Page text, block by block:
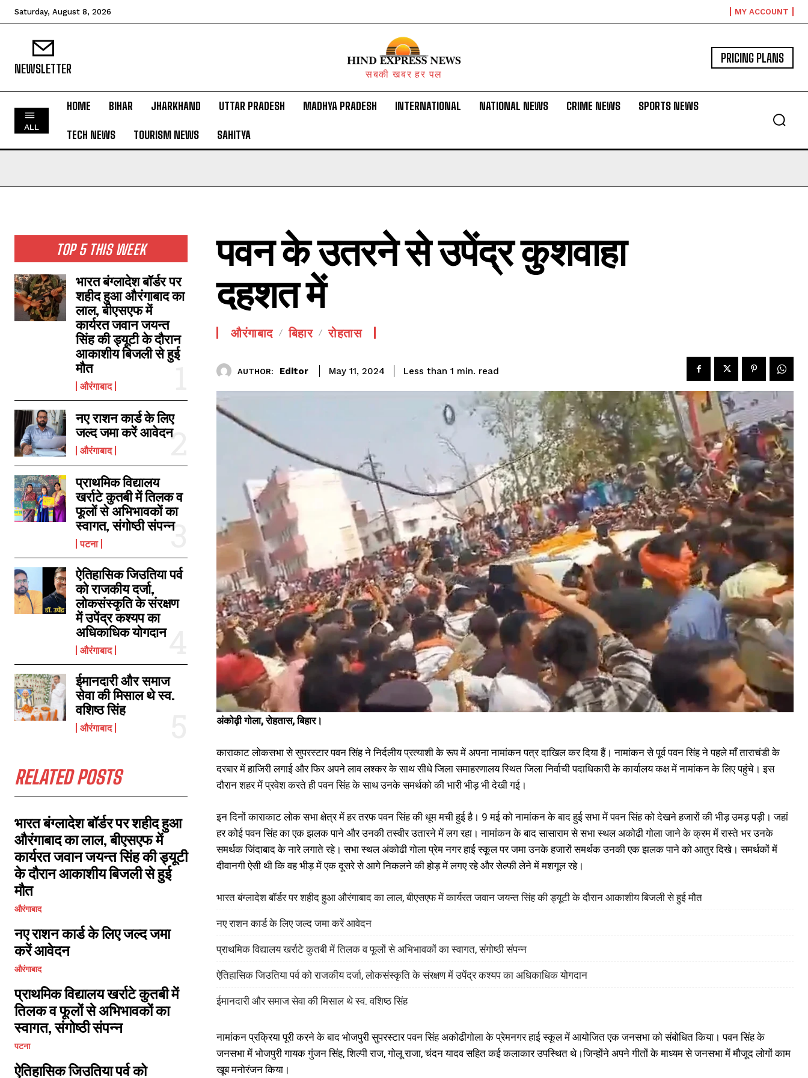
BIHAR
NATIONAL NEWS
CRIME NEWS
SPORTS NEWS
TECH NEWS
TOURISM NEWS
काराकाट लोकसभा क्षेत्र में कर रहे हैं रोड शो,पवन सिंह के रोड शो में भारी संख्या में हुई
भीड़
April 24, 2024
पवन सिंह ने विश्वविख्यात देव सूर्य मंदिर में पूजा अर्चना के साथ किया चुनावी आगाज़, पवन
सिंह के पुरवईया झोंके ने काराकाट में बनाया तीसरा कोण
April 21, 2024
In "औरंगाबाद"
पवन सिंह लड़ेंगे काराकाट से लोकसभा चुनाव, निर्दलीय भरेंगे पर्चा
April 10, 2024
In "औरंगाबाद"
Saturday, August 8, 2026 MY ACCOUNT
NEWSLETTER सबकी खबर हर पल
PRICING PLANS
ALL
HOME BIHAR JHARKHAND UTTAR PRADESH MADHYA PRADESH INTERNATIONAL NATIONAL NEWS CRIME NEWS SPORTS NEWS
TECH NEWS TOURISM NEWS SAHITYA
TOP 5 THIS WEEK
भारत बंग्लादेश बॉर्डर पर
शहीद हुआ औरंगाबाद का
लाल, बीएसएफ में
कार्यरत जवान जयन्त
सिंह की ड्यूटी के दौरान
आकाशीय बिजली से हुई
मौत
औरंगाबाद
नए राशन कार्ड के लिए
जल्द जमा करें आवेदन
औरंगाबाद
प्राथमिक विद्यालय
खर्राटे कुतबी में तिलक व
फूलों से अभिभावकों का
स्वागत, संगोष्ठी संपन्न
पटना
ऐतिहासिक जिउतिया पर्व
को राजकीय दर्जा,
लोकसंस्कृति के संरक्षण
में उपेंद्र कश्यप का
अधिकाधिक योगदान
औरंगाबाद
ईमानदारी और समाज
सेवा की मिसाल थे स्व.
वशिष्ठ सिंह
औरंगाबाद
RELATED POSTS
भारत बंग्लादेश बॉर्डर पर शहीद हुआ
औरंगाबाद का लाल, बीएसएफ में
कार्यरत जवान जयन्त सिंह की ड्यूटी
के दौरान आकाशीय बिजली से हुई
मौत
औरंगाबाद
नए राशन कार्ड के लिए जल्द जमा
करें आवेदन
औरंगाबाद
प्राथमिक विद्यालय खर्राटे कुतबी में
तिलक व फूलों से अभिभावकों का
स्वागत, संगोष्ठी संपन्न
पटना
ऐतिहासिक जिउतिया पर्व को
पवन के उतरने से उपेंद्र कुशवाहा
दहशत में
औरंगाबाद बिहार रोहतास
AUTHOR: Editor May 11, 2024 Less than 1 min. read
अंकोढ़ी गोला, रोहतास, बिहार।
काराकाट लोकसभा से सुपरस्टार पवन सिंह ने निर्दलीय प्रत्याशी के रूप में अपना नामांकन पत्र दाखिल कर दिया हैं। नामांकन से पूर्व पवन सिंह ने पहले माँ ताराचंडी के
दरबार में हाजिरी लगाई और फिर अपने लाव लश्कर के साथ सीधे जिला समाहरणालय स्थित जिला निर्वाची पदाधिकारी के कार्यालय कक्ष में नामांकन के लिए पहुंचे। इस
दौरान शहर में प्रवेश करते ही पवन सिंह के साथ उनके समर्थको की भारी भीड़ भी देखी गई।
इन दिनों काराकाट लोक सभा क्षेत्र में हर तरफ पवन सिंह की धूम मची हुई है। 9 मई को नामांकन के बाद हुई सभा में पवन सिंह को देखने हजारों की भीड़ उमड़ पड़ी। जहां
हर कोई पवन सिंह का एक झलक पाने और उनकी तस्वीर उतारने में लग रहा। नामांकन के बाद सासाराम से सभा स्थल अकोढी गोला जाने के क्रम में रास्ते भर उनके
समर्थक जिंदाबाद के नारे लगाते रहे। सभा स्थल अंकोढी गोला प्रेम नगर हाई स्कूल पर जमा उनके हजारों समर्थक उनकी एक झलक पाने को आतुर दिखे। समर्थकों में
दीवानगी ऐसी थी कि वह भीड़ में एक दूसरे से आगे निकलने की होड़ में लगए रहे और सेल्फी लेने में मशगूल रहे।
भारत बंग्लादेश बॉर्डर पर शहीद हुआ औरंगाबाद का लाल, बीएसएफ में कार्यरत जवान जयन्त सिंह की ड्यूटी के दौरान आकाशीय बिजली से हुई मौत
नए राशन कार्ड के लिए जल्द जमा करें आवेदन
प्राथमिक विद्यालय खर्राटे कुतबी में तिलक व फूलों से अभिभावकों का स्वागत, संगोष्ठी संपन्न
ऐतिहासिक जिउतिया पर्व को राजकीय दर्जा, लोकसंस्कृति के संरक्षण में उपेंद्र कश्यप का अधिकाधिक योगदान
ईमानदारी और समाज सेवा की मिसाल थे स्व. वशिष्ठ सिंह
नामांकन प्रक्रिया पूरी करने के बाद भोजपुरी सुपरस्टार पवन सिंह अकोढीगोला के प्रेमनगर हाई स्कूल में आयोजित एक जनसभा को संबोधित किया। पवन सिंह के
जनसभा में भोजपुरी गायक गुंजन सिंह, शिल्पी राज, गोलू राजा, चंदन यादव सहित कई कलाकार उपस्थित थे।जिन्होंने अपने गीतों के माध्यम से जनसभा में मौजूद लोगों काम
खूब मनोरंजन किया।